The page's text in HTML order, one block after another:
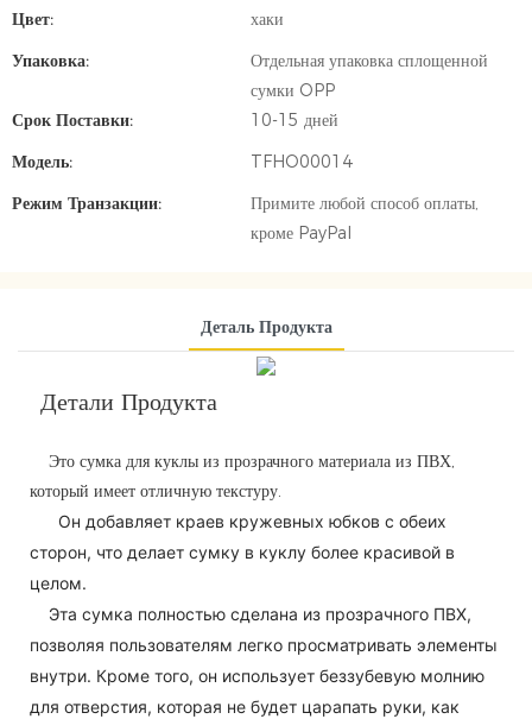
Цвет:
хаки
Упаковка:
Отдельная упаковка сплощенной
сумки OPP
Срок Поставки:
10-15 дней
Модель:
TFHO00014
Режим Транзакции:
Примите любой способ оплаты,
кроме PayPal
Деталь Продукта
Детали Продукта
Это сумка для куклы из прозрачного материала из ПВХ,
который имеет отличную текстуру.
Он добавляет краев кружевных юбков с обеих
сторон, что делает сумку в куклу более красивой в
целом.
Эта сумка полностью сделана из прозрачного ПВХ,
позволяя пользователям легко просматривать элементы
внутри. Кроме того, он использует беззубевую молнию
для отверстия, которая не будет царапать руки, как